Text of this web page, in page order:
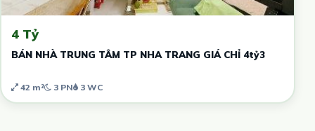
4 Tỷ
BÁN NHÀ TRUNG TÂM TP NHA TRANG GIÁ CHỈ 4tỷ3
42 m² 3 PN 3 WC